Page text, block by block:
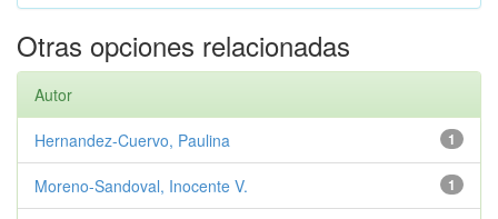
Otras opciones relacionadas
Autor
1
Hernandez-Cuervo, Paulina
1
Moreno-Sandoval, Inocente V.